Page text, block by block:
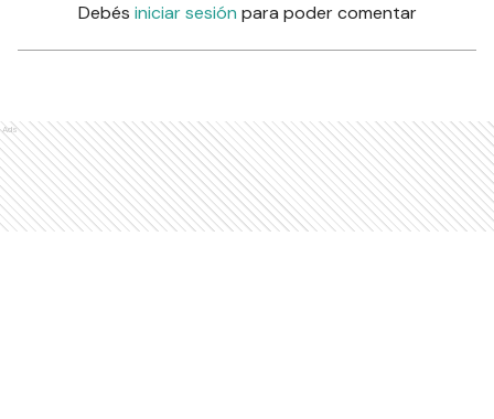
Debés iniciar sesión para poder comentar
Ads